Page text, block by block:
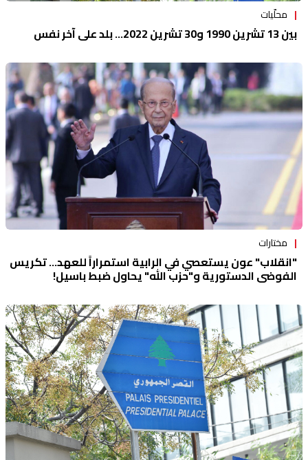
محلّيات
بين 13 تشرين 1990 و30 تشرين 2022... بلد على آخر نفس
مختارات
"انقلاب" عون يستعصي في الرابية استمراراً للعهد... تكريس
الفوضى الدستورية و"حزب الله" يحاول ضبط باسيل!